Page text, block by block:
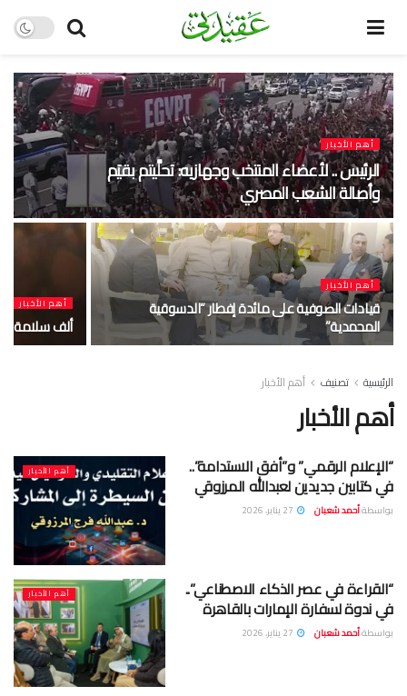
أهم الأخبار
الرئيس .. لأعضاء المنتخب وجهازيه: تحلَّيتم بقيَم
وأصالة الشعب المصري
أهم الأخبار
قيادات الصوفية على مائدة إفطار “الدسوقية
المحمدية”
أهم الأخبار
ألف سلامة
الرئيسية تصنيف أهم الأخبار
أهم الأخبار
أهم الأخبار “الإعلام الرقمي” و”أفق الاستدامة”..
في كتابين جديدين لعبدالله المرزوقي
بواسطةأحمد شعبان
أهم الأخبار “القراءة في عصر الذكاء الاصطناعي”..
في ندوة لسفارة الإمارات بالقاهرة
بواسطةأحمد شعبان